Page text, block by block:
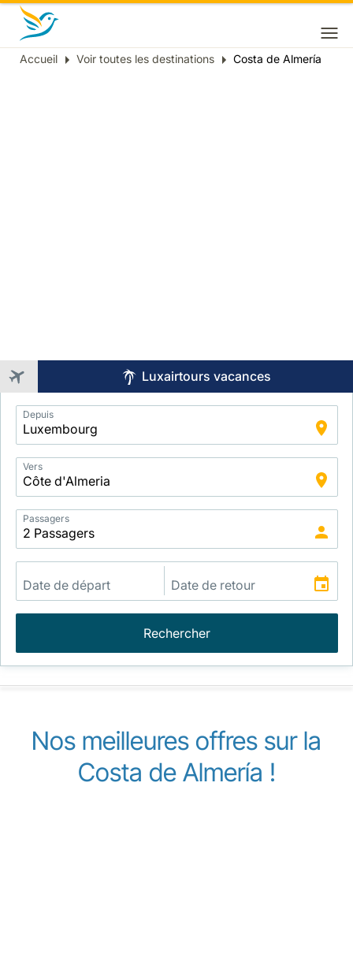
Fil
Accueil Voir toutes les destinations Costa de Almería
Luxairtours vacances
Application
Intelligent
Package
Search
Depuis
Vers
Passagers
Rechercher
Nos meilleures offres sur la
Costa de Almería !